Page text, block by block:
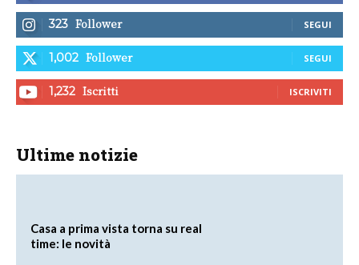
323 Follower SEGUI
1,002 Follower SEGUI
1,232 Iscritti ISCRIVITI
Ultime notizie
Casa a prima vista torna su real
time: le novità